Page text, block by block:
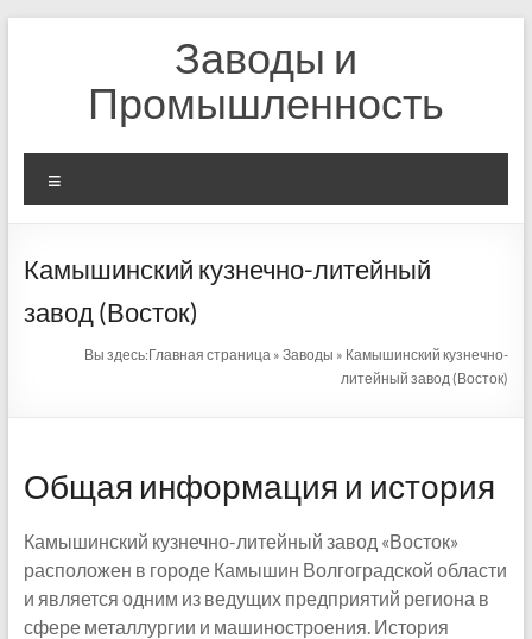
Заводы и
Промышленность
Камышинский кузнечно-литейный
завод (Восток)
Вы здесь:Главная страница »Заводы » Камышинский кузнечно-
литейный завод (Восток)
Общая информация и история
Камышинский кузнечно-литейный завод «Восток»
расположен в городе Камышин Волгоградской области
и является одним из ведущих предприятий региона в
сфере металлургии и машиностроения. История